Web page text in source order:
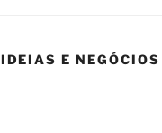
IDEIAS E NEGÓCIOS